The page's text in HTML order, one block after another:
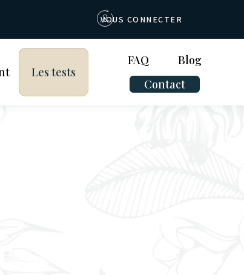
VOUS CONNECTER
Les tests
FAQ
Blog
Contact